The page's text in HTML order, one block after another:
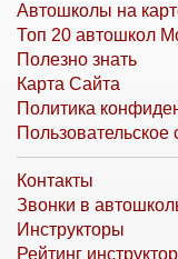
Автошколы на
Топ 20 автошкол
Полезно знать
Карта Сайта
Политика
Пользовательское
Контакты
Звонки в
Инструкторы
Рейтинг